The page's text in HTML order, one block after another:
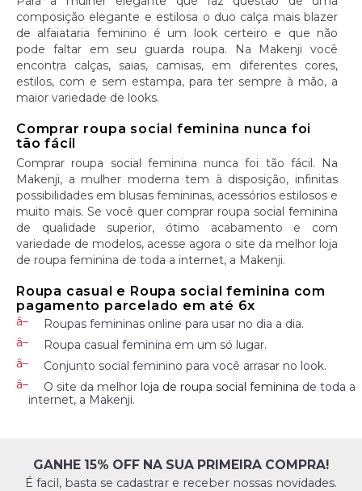
composição elegante e estilosa o duo calça mais blazer
de alfaiataria feminino é um look certeiro e que não
pode faltar em seu guarda roupa. Na Makenji você
encontra calças, saias, camisas, em diferentes cores,
estilos, com e sem estampa, para ter sempre à mão, a
maior variedade de looks.
Comprar roupa social feminina nunca foi
tão fácil
Comprar roupa social feminina nunca foi tão fácil. Na
Makenji, a mulher moderna tem à disposição, infinitas
possibilidades em blusas femininas, acessórios estilosos e
muito mais. Se você quer comprar roupa social feminina
de qualidade superior, ótimo acabamento e com
variedade de modelos, acesse agora o site da melhor loja
de roupa feminina de toda a internet, a Makenji.
Roupa casual e Roupa social feminina com
pagamento parcelado em até 6x
Roupas femininas online para usar no dia a dia.
Roupa casual feminina em um só lugar.
Conjunto social feminino para você arrasar no look.
O site da melhor loja de roupa social feminina de toda a
internet, a Makenji.
GANHE 15% OFF NA SUA PRIMEIRA COMPRA!
É facil, basta se cadastrar e receber nossas novidades.